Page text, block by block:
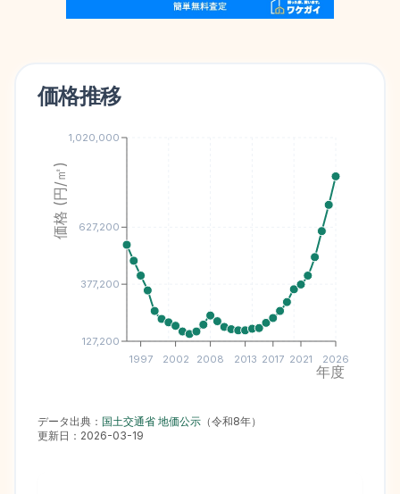
価格推移
1997 2002 2008 2013 2017 2021 2026
年度
127,200
377,200
627,200
1,020,000
価格 (円/㎡)
データ出典： 国土交通省 地価公示 （令和8年）
更新日： 2026-03-19